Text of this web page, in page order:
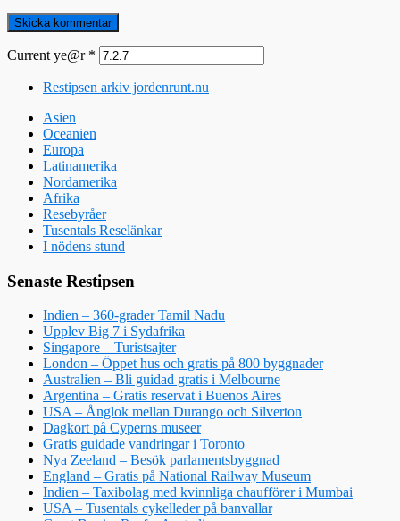
Current ye@r *
Restipsen arkiv jordenrunt.nu
Asien
Oceanien
Europa
Latinamerika
Nordamerika
Afrika
Resebyråer
Tusentals Reselänkar
I nödens stund
Senaste Restipsen
Indien – 360-grader Tamil Nadu
Upplev Big 7 i Sydafrika
Singapore – Turistsajter
London – Öppet hus och gratis på 800 byggnader
Australien – Bli guidad gratis i Melbourne
Argentina – Gratis reservat i Buenos Aires
USA – Ånglok mellan Durango och Silverton
Dagkort på Cyperns museer
Gratis guidade vandringar i Toronto
Nya Zeeland – Besök parlamentsbyggnad
England – Gratis på National Railway Museum
Indien – Taxibolag med kvinnliga chaufförer i Mumbai
USA – Tusentals cykelleder på banvallar